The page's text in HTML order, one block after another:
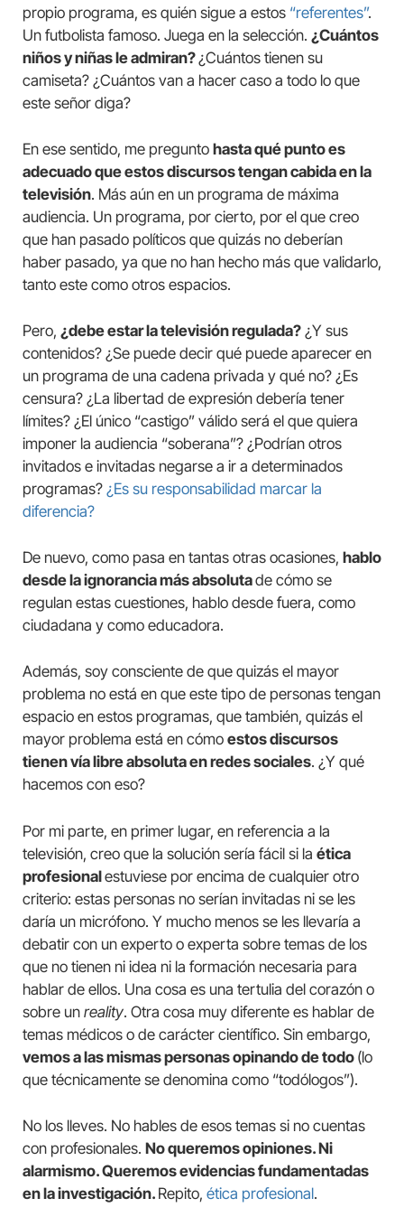
propio programa, es quién sigue a estos “referentes”.
Un futbolista famoso. Juega en la selección. ¿Cuántos
niños y niñas le admiran?¿Cuántos tienen su
camiseta? ¿Cuántos van a hacer caso a todo lo que
este señor diga?
En ese sentido, me pregunto hasta qué punto es
adecuado que estos discursos tengan cabida en la
televisión. Más aún en un programa de máxima
audiencia. Un programa, por cierto, por el que creo
que han pasado políticos que quizás no deberían
haber pasado, ya que no han hecho más que validarlo,
tanto este como otros espacios.
Pero, ¿debe estar la televisión regulada? ¿Y sus
contenidos? ¿Se puede decir qué puede aparecer en
un programa de una cadena privada y qué no? ¿Es
censura? ¿La libertad de expresión debería tener
límites? ¿El único “castigo” válido será el que quiera
imponer la audiencia “soberana”? ¿Podrían otros
invitados e invitadas negarse a ir a determinados
programas? ¿Es su responsabilidad marcar la
diferencia?
De nuevo, como pasa en tantas otras ocasiones, hablo
desde la ignorancia más absolutade cómo se
regulan estas cuestiones, hablo desde fuera, como
ciudadana y como educadora.
Además, soy consciente de que quizás el mayor
problema no está en que este tipo de personas tengan
espacio en estos programas, que también, quizás el
mayor problema está en cómo estos discursos
tienen vía libre absoluta en redes sociales. ¿Y qué
hacemos con eso?
Por mi parte, en primer lugar, en referencia a la
televisión, creo que la solución sería fácil si la ética
profesionalestuviese por encima de cualquier otro
criterio: estas personas no serían invitadas ni se les
daría un micrófono. Y mucho menos se les llevaría a
debatir con un experto o experta sobre temas de los
que no tienen ni idea ni la formación necesaria para
hablar de ellos. Una cosa es una tertulia del corazón o
sobre un reality. Otra cosa muy diferente es hablar de
temas médicos o de carácter científico. Sin embargo,
vemos a las mismas personas opinando de todo (lo
que técnicamente se denomina como “todólogos”).
No los lleves. No hables de esos temas si no cuentas
con profesionales. No queremos opiniones. Ni
alarmismo. Queremos evidencias fundamentadas
en la investigación. Repito, ética profesional.